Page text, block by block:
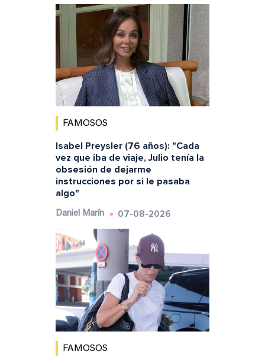
FAMOSOS
Isabel Preysler (76 años): "Cada
vez que iba de viaje, Julio tenía la
obsesión de dejarme
instrucciones por si le pasaba
algo"
Daniel Marín 07-08-2026
FAMOSOS